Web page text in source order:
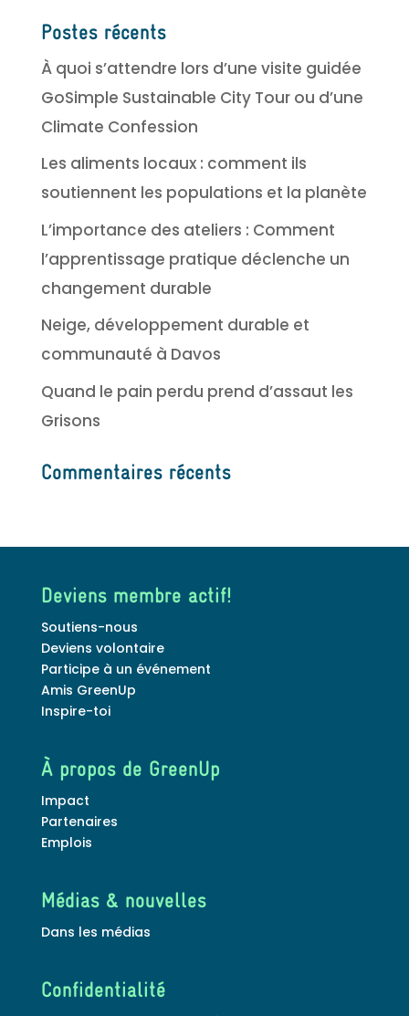
Postes récents
À quoi s’attendre lors d’une visite guidée
GoSimple Sustainable City Tour ou d’une
Climate Confession
Les aliments locaux : comment ils
soutiennent les populations et la planète
L’importance des ateliers : Comment
l’apprentissage pratique déclenche un
changement durable
Neige, développement durable et
communauté à Davos
Quand le pain perdu prend d’assaut les
Grisons
Commentaires récents
Deviens membre actif!
Soutiens-nous
Deviens volontaire
Participe à un événement
Amis GreenUp
Inspire-toi
À propos de GreenUp
Impact
Partenaires
Emplois
Médias & nouvelles
Dans les médias
Confidentialité